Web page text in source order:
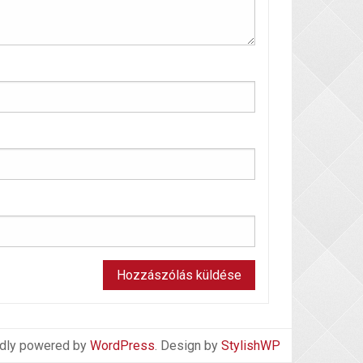
powered by WordPress . Design by StylishWP